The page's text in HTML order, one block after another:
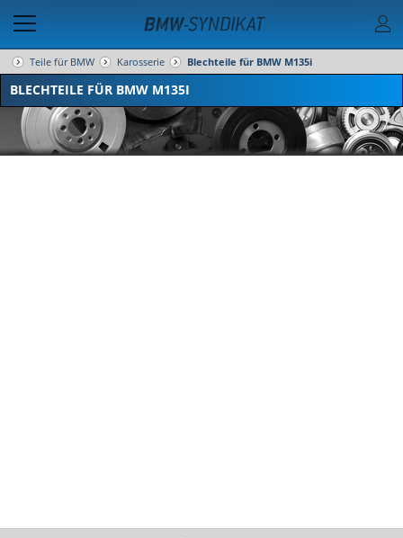
Teile für BMW Karosserie Blechteile für BMW M135i
BLECHTEILE FÜR BMW M135I